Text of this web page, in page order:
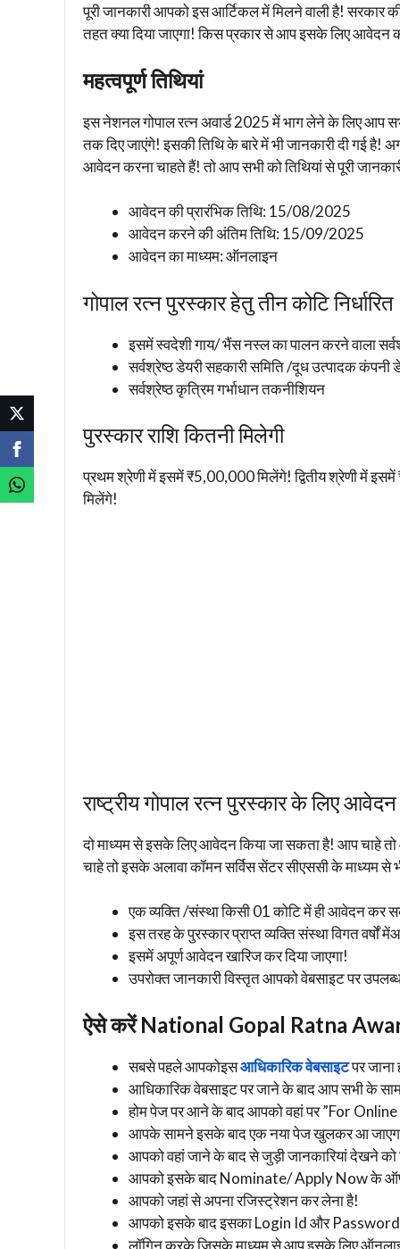
पूरी जानकारी आपको इस आर्टिकल में मिलने वाली है! सरकार
तहत क्या दिया जाएगा! किस प्रकार से आप इसके लिए आवेदन
महत्वपूर्ण तिथियां
इस नेशनल गोपाल रत्न अवार्ड 2025 में भाग लेने के लिए
तक दिए जाएंगे! इसकी तिथि के बारे में भी जानकारी दी गई
आवेदन करना चाहते हैं! तो आप सभी को तिथियां से पूरी
आवेदन की प्रारंभिक तिथि: 15/08/2025
आवेदन करने की अंतिम तिथि: 15/09/2025
आवेदन का माध्यम: ऑनलाइन
गोपाल रत्न पुरस्कार हेतु तीन कोटि निर्धारित
इसमें स्वदेशी गाय/ भैंस नस्ल का पालन करने वाला
सर्वश्रेष्ठ डेयरी सहकारी समिति /दूध उत्पादक कंपनी
सर्वश्रेष्ठ कृत्रिम गर्भाधान तकनीशियन
पुरस्कार राशि कितनी मिलेगी
प्रथम श्रेणी में इसमें ₹5,00,000 मिलेंगे! द्वितीय श्रेणी में
मिलेंगे!
राष्ट्रीय गोपाल रत्न पुरस्कार के लिए
दो माध्यम से इसके लिए आवेदन किया जा सकता है! आप
चाहे तो इसके अलावा कॉमन सर्विस सेंटर सीएससी के माध्यम
एक व्यक्ति /संस्था किसी 01 कोटि में ही आवेदन कर
इस तरह के पुरस्कार प्राप्त व्यक्ति संस्था विगत
इसमें अपूर्ण आवेदन खारिज कर दिया जाएगा!
उपरोक्त जानकारी विस्तृत आपको वेबसाइट पर
ऐसे करें National Gopal Ratna
सबसे पहले आपकोइसआधिकारिक वेबसाइटपर जाना
आधिकारिक वेबसाइट पर जाने के बाद आप सभी के
होम पेज पर आने के बाद आपको वहां पर ”For
आपके सामने इसके बाद एक नया पेज खुलकर आ
आपको वहां जाने के बाद से जुड़ी जानकारियां देखने को
आपको इसके बाद Nominate/ Apply Now के
आपको जहां से अपना रजिस्ट्रेशन कर लेना है!
आपको इसके बाद इसका Login Id और Password
लॉगिन करके जिसके माध्यम से आप इसके लिए